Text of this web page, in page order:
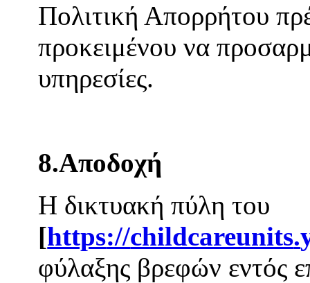
Πολιτική Απορρήτου
προκειμένου να
υπηρεσίες.
8.Αποδοχή
Η δικτυακή πύλη του
[https://childcareunits.
φύλαξης βρεφών εντός